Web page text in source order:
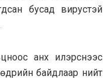
бусад вирустэй
анх илэрснээс
байдлаар нийт